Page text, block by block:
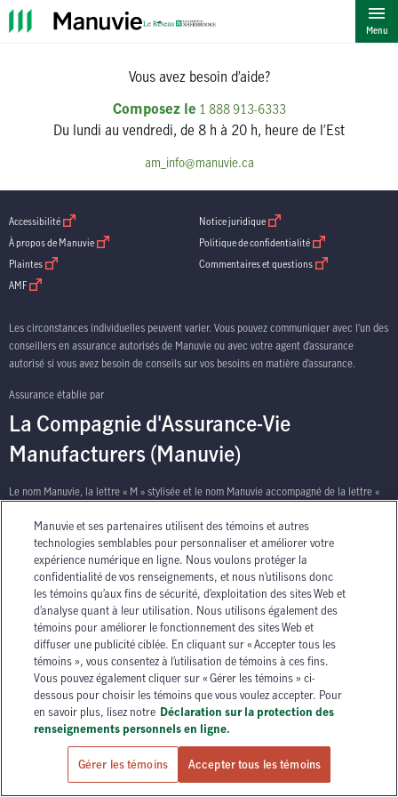
""
Menu
Vous avez besoin d’aide?
Composez le 1 888 913-6333
Du lundi au vendredi, de 8 h à 20 h, heure de l’Est
am_info@manuvie.ca
Accessibilité ouvrir dans une nouvelle fenetre Notice juridique ouvrir dans une nouvelle fenetre
À propos de Manuvie ouvrir dans une nouvelle fenetrePolitique de confidentialité ouvrir dans une
Plaintes ouvrir dans une nouvelle fenetre Commentaires et questions ouvrir dans une
AMF ouvrir dans une nouvelle fenetre
Les circonstances individuelles peuvent varier. Vous pouvez communiquer avec l’un des
conseillers en assurance autorisés de Manuvie ou avec votre agent d’assurance
autorisé si vous avez besoin de conseils sur vos besoins en matière d’assurance.
Assurance établie par
La Compagnie d'Assurance-Vie
Manufacturers (Manuvie)
Le nom Manuvie, la lettre « M » stylisée et le nom Manuvie accompagné de la lettre «
Manufacturers qu’elle et ses sociétés affiliées utilisent sous licence. © La Compagnie
d’Assurance-Vie Manufacturers, 2026. Tous droits réservés. Manuvie, P.O. Box 670,
STN Waterloo, Waterloo, Ontario N2J 4B8.
has context menu
Manuvie et ses partenaires utilisent des témoins et autres
technologies semblables pour personnaliser et améliorer votre
expérience numérique en ligne. Nous voulons protéger la
confidentialité de vos renseignements, et nous n’utilisons donc
les témoins qu’aux fins de sécurité, d’exploitation des sites Web et
d’analyse quant à leur utilisation. Nous utilisons également des
témoins pour améliorer le fonctionnement des sites Web et
diffuser une publicité ciblée. En cliquant sur « Accepter tous les
témoins », vous consentez à l’utilisation de témoins à ces fins.
Vous pouvez également cliquer sur « Gérer les témoins » ci-
dessous pour choisir les témoins que vous voulez accepter. Pour
en savoir plus, lisez notre Déclaration sur la protection des
renseignements personnels en ligne.
Gérer les témoins Accepter tous les témoins